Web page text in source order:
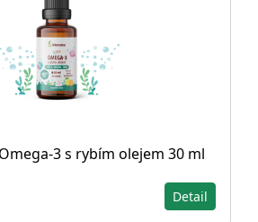
3 s rybím olejem 30 ml
Detail